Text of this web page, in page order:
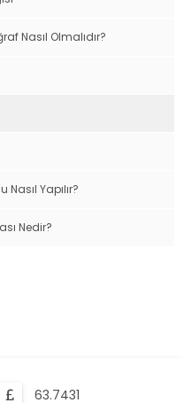
Nasıl Olmalıdır?
Nasıl Yapılır?
Nedir?
63.7431